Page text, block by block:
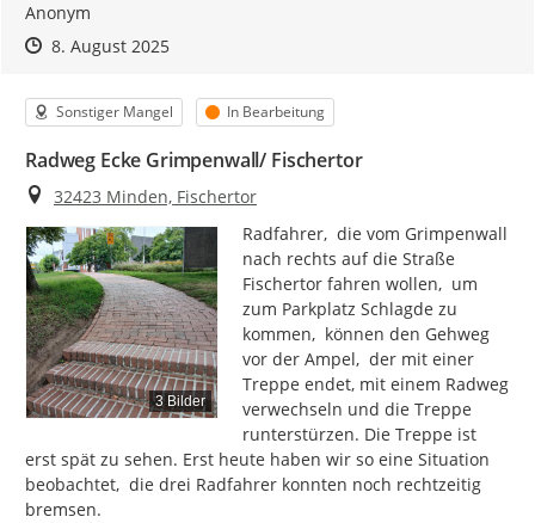
Anonym
Zeitpunkt des Erstellens
Zeitpunkt des Erstellens
8. August 2025Zur Äußerung
Kategorie
Sonstiger Mangel Status
In Bearbeitung
Radweg Ecke Grimpenwall/ Fischertor
Ort
32423 Minden, Fischertor
3 Bilder
Radfahrer,  die vom Grimpenwall
nach rechts auf die Straße
Fischertor fahren wollen,  um
zum Parkplatz Schlagde zu
kommen,  können den Gehweg
vor der Ampel,  der mit einer
Treppe endet, mit einem Radweg
verwechseln und die Treppe
runterstürzen. Die Treppe ist
erst spät zu sehen. Erst heute haben wir so eine Situation
beobachtet,  die drei Radfahrer konnten noch rechtzeitig
bremsen.